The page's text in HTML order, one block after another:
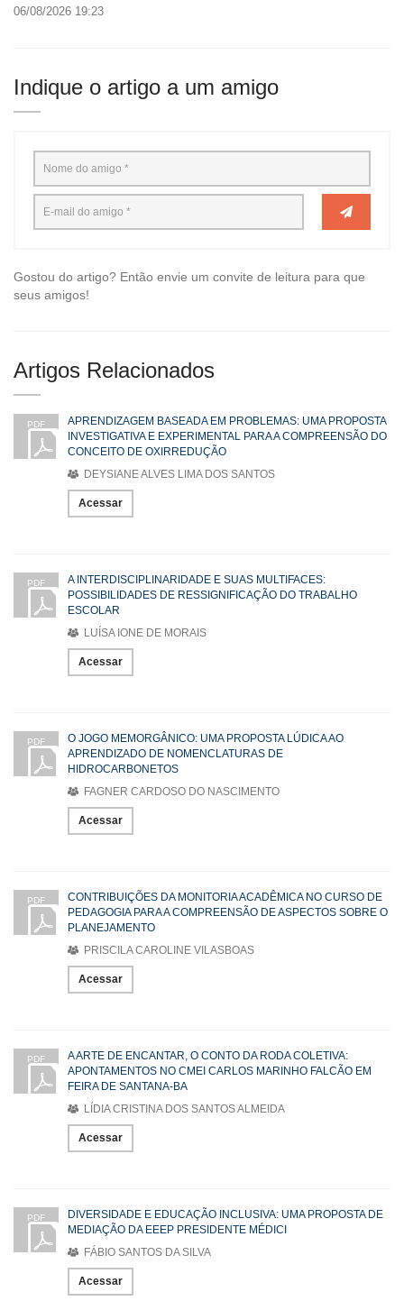
06/08/2026 19:23
Indique o artigo a um amigo
Gostou do artigo? Então envie um convite de leitura para que
seus amigos!
Artigos Relacionados
PDF
APRENDIZAGEM BASEADA EM PROBLEMAS: UMA PROPOSTA
INVESTIGATIVA E EXPERIMENTAL PARA A COMPREENSÃO DO
CONCEITO DE OXIRREDUÇÃO
DEYSIANE ALVES LIMA DOS SANTOS
Acessar
PDF
A INTERDISCIPLINARIDADE E SUAS MULTIFACES:
POSSIBILIDADES DE RESSIGNIFICAÇÃO DO TRABALHO
ESCOLAR
LUÍSA IONE DE MORAIS
Acessar
PDF
O JOGO MEMORGÂNICO: UMA PROPOSTA LÚDICA AO
APRENDIZADO DE NOMENCLATURAS DE
HIDROCARBONETOS
FAGNER CARDOSO DO NASCIMENTO
Acessar
PDF
CONTRIBUIÇÕES DA MONITORIA ACADÊMICA NO CURSO DE
PEDAGOGIA PARA A COMPREENSÃO DE ASPECTOS SOBRE O
PLANEJAMENTO
PRISCILA CAROLINE VILASBOAS
Acessar
PDF
A ARTE DE ENCANTAR, O CONTO DA RODA COLETIVA:
APONTAMENTOS NO CMEI CARLOS MARINHO FALCÃO EM
FEIRA DE SANTANA-BA
LÍDIA CRISTINA DOS SANTOS ALMEIDA
Acessar
PDF
DIVERSIDADE E EDUCAÇÃO INCLUSIVA: UMA PROPOSTA DE
MEDIAÇÃO DA EEEP PRESIDENTE MÉDICI
FÁBIO SANTOS DA SILVA
Acessar